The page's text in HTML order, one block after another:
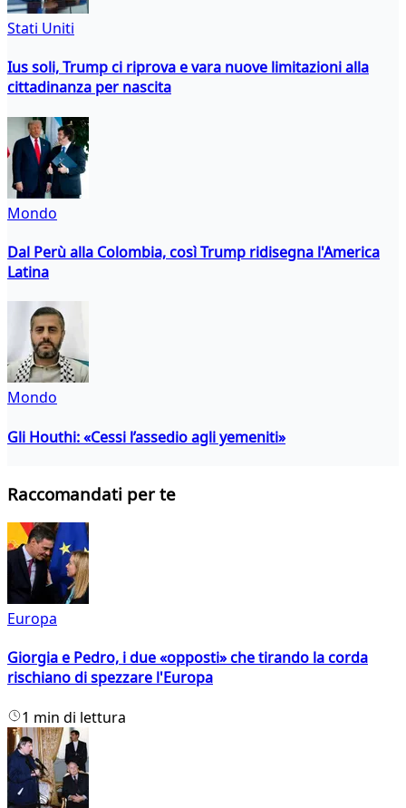
Stati Uniti
Ius soli, Trump ci riprova e vara nuove limitazioni alla
cittadinanza per nascita
Mondo
Dal Perù alla Colombia, così Trump ridisegna l'America
Latina
Mondo
Gli Houthi: «Cessi l’assedio agli yemeniti»
Raccomandati per te
Europa
Giorgia e Pedro, i due «opposti» che tirando la corda
rischiano di spezzare l'Europa
1 min di lettura